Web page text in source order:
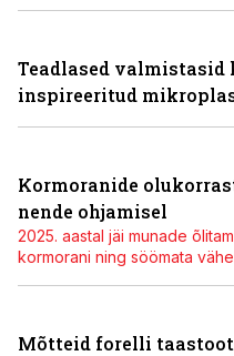
Teadlased valmistasid
inspireeritud
Kormoranide
nende ohjamisel
2025. aastal jäi munade
kormorani ning söömata
Mõtteid forelli